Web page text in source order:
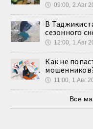
🕔 09:00, 2.Авг
В
сезонного
🕔 12:00, 1.Авг
Как не
🕔 11:00, 1.Авг
Все